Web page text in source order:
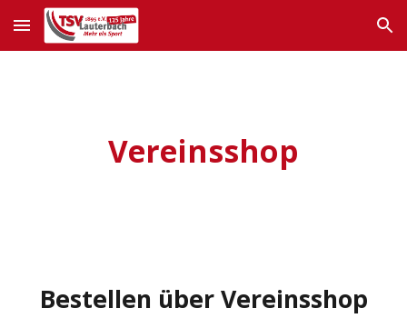
Skip to main content Skip to navigation
Vereinsshop
Bestellen über Vereinsshop